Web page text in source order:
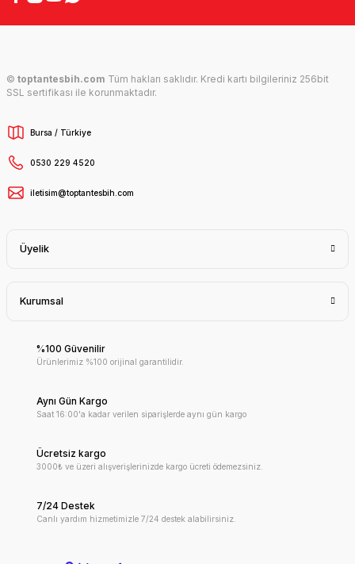
© toptantesbih.com Tüm hakları saklıdır. Kredi kartı bilgileriniz 256bit
SSL sertifikası ile korunmaktadır.
Bursa / Türkiye
0530 229 4520
iletisim@toptantesbih.com
Üyelik
Kurumsal
%100 Güvenilir
Ürünlerimiz %100 orijinal garantilidir.
Aynı Gün Kargo
Saat 16:00'a kadar verilen siparişlerde aynı gün kargo
Ücretsiz kargo
3000₺ ve üzeri alışverişlerinizde kargo ücreti ödemezsiniz.
7/24 Destek
Canlı yardım hizmetimizle 7/24 destek alabilirsiniz.